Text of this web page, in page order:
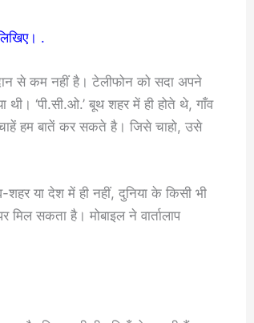
.
से कम नहीं है। टेलीफोन को सदा अपने
थी। ‘पी.सी.ओ.’ बूथ शहर में ही होते थे, गाँव
हम बातें कर सकते है। जिसे चाहो, उसे
या देश में ही नहीं, दुनिया के किसी भी
सकता है। मोबाइल ने वार्तालाप